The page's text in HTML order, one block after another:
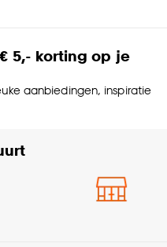
5,- korting op je
aanbiedingen, inspiratie